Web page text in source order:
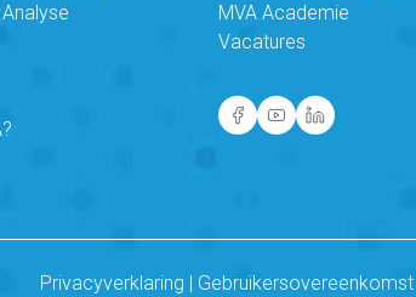
MVA Academie
Vacatures
Privacyverklaring Gebruikersovereenkomst